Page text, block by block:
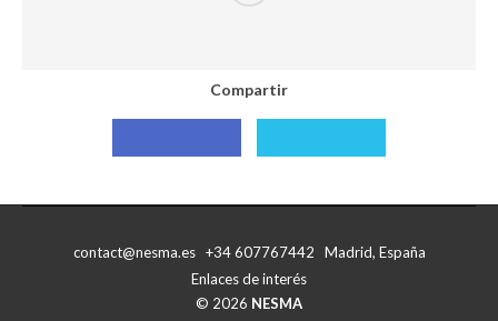
Compartir
Compartir
Compartir
contact@nesma.es +34 607767442 Madrid, España
Enlaces de interés
© 2026 NESMA